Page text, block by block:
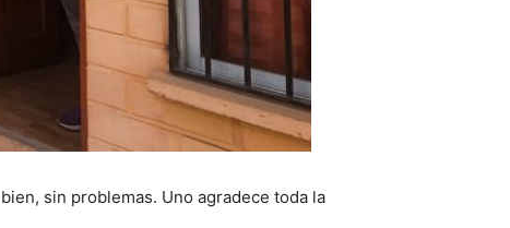
sin problemas. Uno agradece toda la